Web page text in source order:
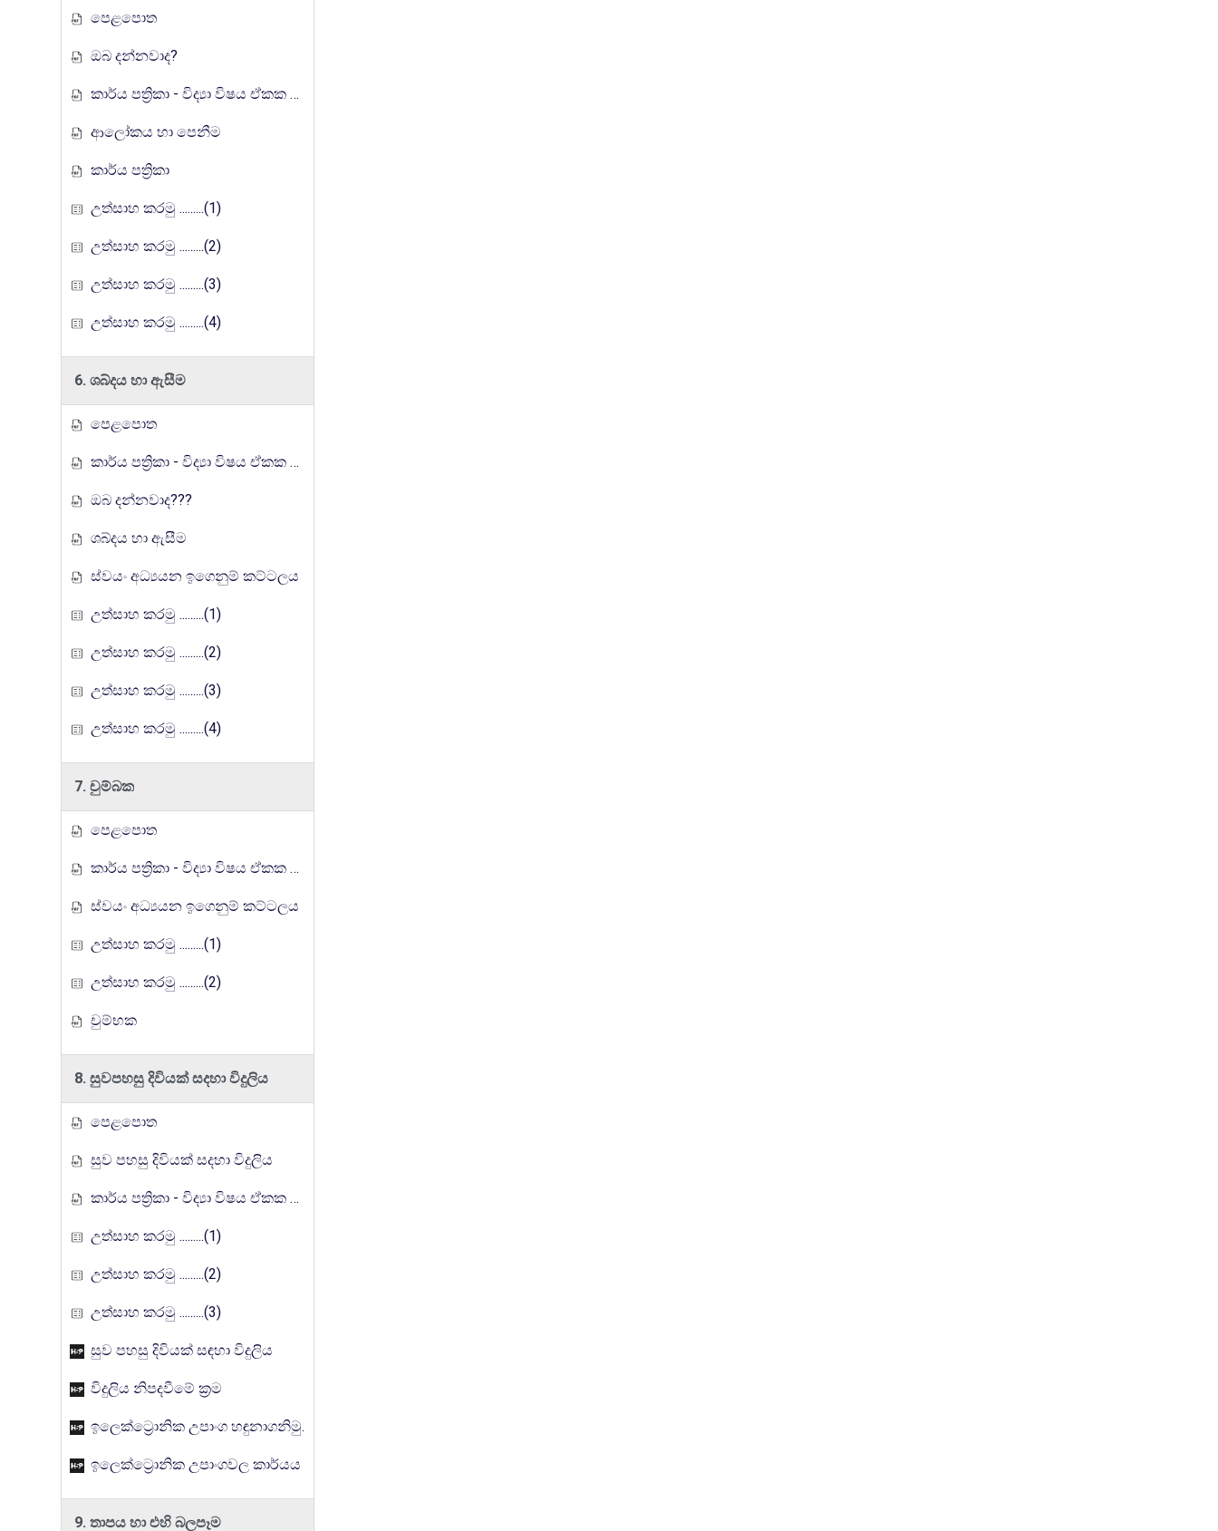
පෙළපොත
ඔබ දන්නවාද?
කාර්ය පත්‍රිකා - විද්‍යා විෂය ඒකක සංවර්ධන වැඩසටහන, මතුගම අධ්‍යාපන කලාපය
ආලෝකය හා පෙනීම
කාර්ය පත්‍රිකා
උත්සාහ කරමු .........(1)
උත්සාහ කරමු .........(2)
උත්සාහ කරමු .........(3)
උත්සාහ කරමු .........(4)
6. ශබ්දය හා ඇසීම
පෙළපොත
කාර්ය පත්‍රිකා - විද්‍යා විෂය ඒකක සංවර්ධන වැඩසටහන, මතුගම අධ්‍යාපන කලාපය
ඔබ දන්නවාද???
ශබ්දය හා ඇසීම
ස්වයං අධ්‍යයන ඉගෙනුම් කට්ටලය
උත්සාහ කරමු .........(1)
උත්සාහ කරමු .........(2)
උත්සාහ කරමු .........(3)
උත්සාහ කරමු .........(4)
7. චුම්බක
පෙළපොත
කාර්ය පත්‍රිකා - විද්‍යා විෂය ඒකක සංවර්ධන වැඩසටහන, මතුගම අධ්‍යාපන කලාපය
ස්වයං අධ්‍යයන ඉගෙනුම් කට්ටලය
උත්සාහ කරමු .........(1)
උත්සාහ කරමු .........(2)
චුම්භක
8. සුවපහසු දිවියක් සදහා විදුලිය
පෙළපොත
සුව පහසු දිවියක් සදහා විදුලිය
කාර්ය පත්‍රිකා - විද්‍යා විෂය ඒකක සංවර්ධන වැඩසටහන, මතුගම අධ්‍යාපන කලාපය
උත්සාහ කරමු .........(1)
උත්සාහ කරමු .........(2)
උත්සාහ කරමු .........(3)
සුව පහසු දිවියක් සඳහා විදුලිය
විදුලිය නිපදවීමේ ක්‍රම
ඉලෙක්ට්‍රොනික උපාංග හඳුනාගනිමු.
ඉලෙක්ට්‍රොනික උපාංගවල කාර්යය
9. තාපය හා එහි බලපෑම